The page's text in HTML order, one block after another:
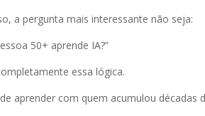
a pergunta mais interessante não seja:
50+ aprende IA?”
essa lógica.
aprender com quem acumulou décadas